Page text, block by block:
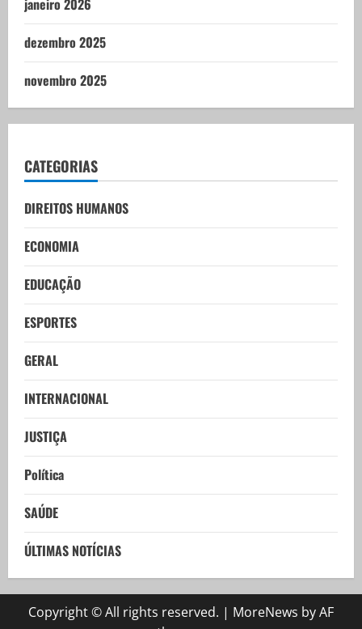
janeiro 2026
dezembro 2025
novembro 2025
CATEGORIAS
DIREITOS HUMANOS
ECONOMIA
EDUCAÇÃO
ESPORTES
GERAL
INTERNACIONAL
JUSTIÇA
Política
SAÚDE
ÚLTIMAS NOTÍCIAS
Copyright © All rights reserved. | MoreNews by AF